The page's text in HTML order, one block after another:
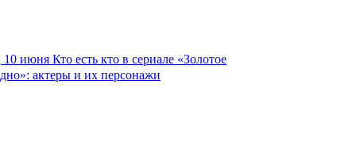
10 июня Кто есть кто в сериале «Золотое
дно»: актеры и их персонажи